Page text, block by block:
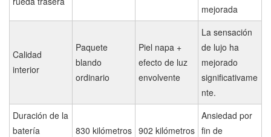
mejorada
Calidad
interior
Paquete
blando
ordinario
Piel napa +
efecto de luz
envolvente
La sensación
de lujo ha
mejorado
significativame
nte.
Duración de la
batería
830 kilómetros 902 kilómetros
Ansiedad por
fin de